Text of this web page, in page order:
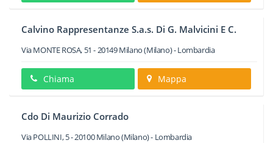
Calvino Rappresentanze S.a.s. Di G. Malvicini E C.
Via MONTE ROSA, 51 -20149Milano(Milano) -Lombardia
Chiama Mappa
Cdo Di Maurizio Corrado
Via POLLINI, 5-20100 Milano(Milano) - Lombardia